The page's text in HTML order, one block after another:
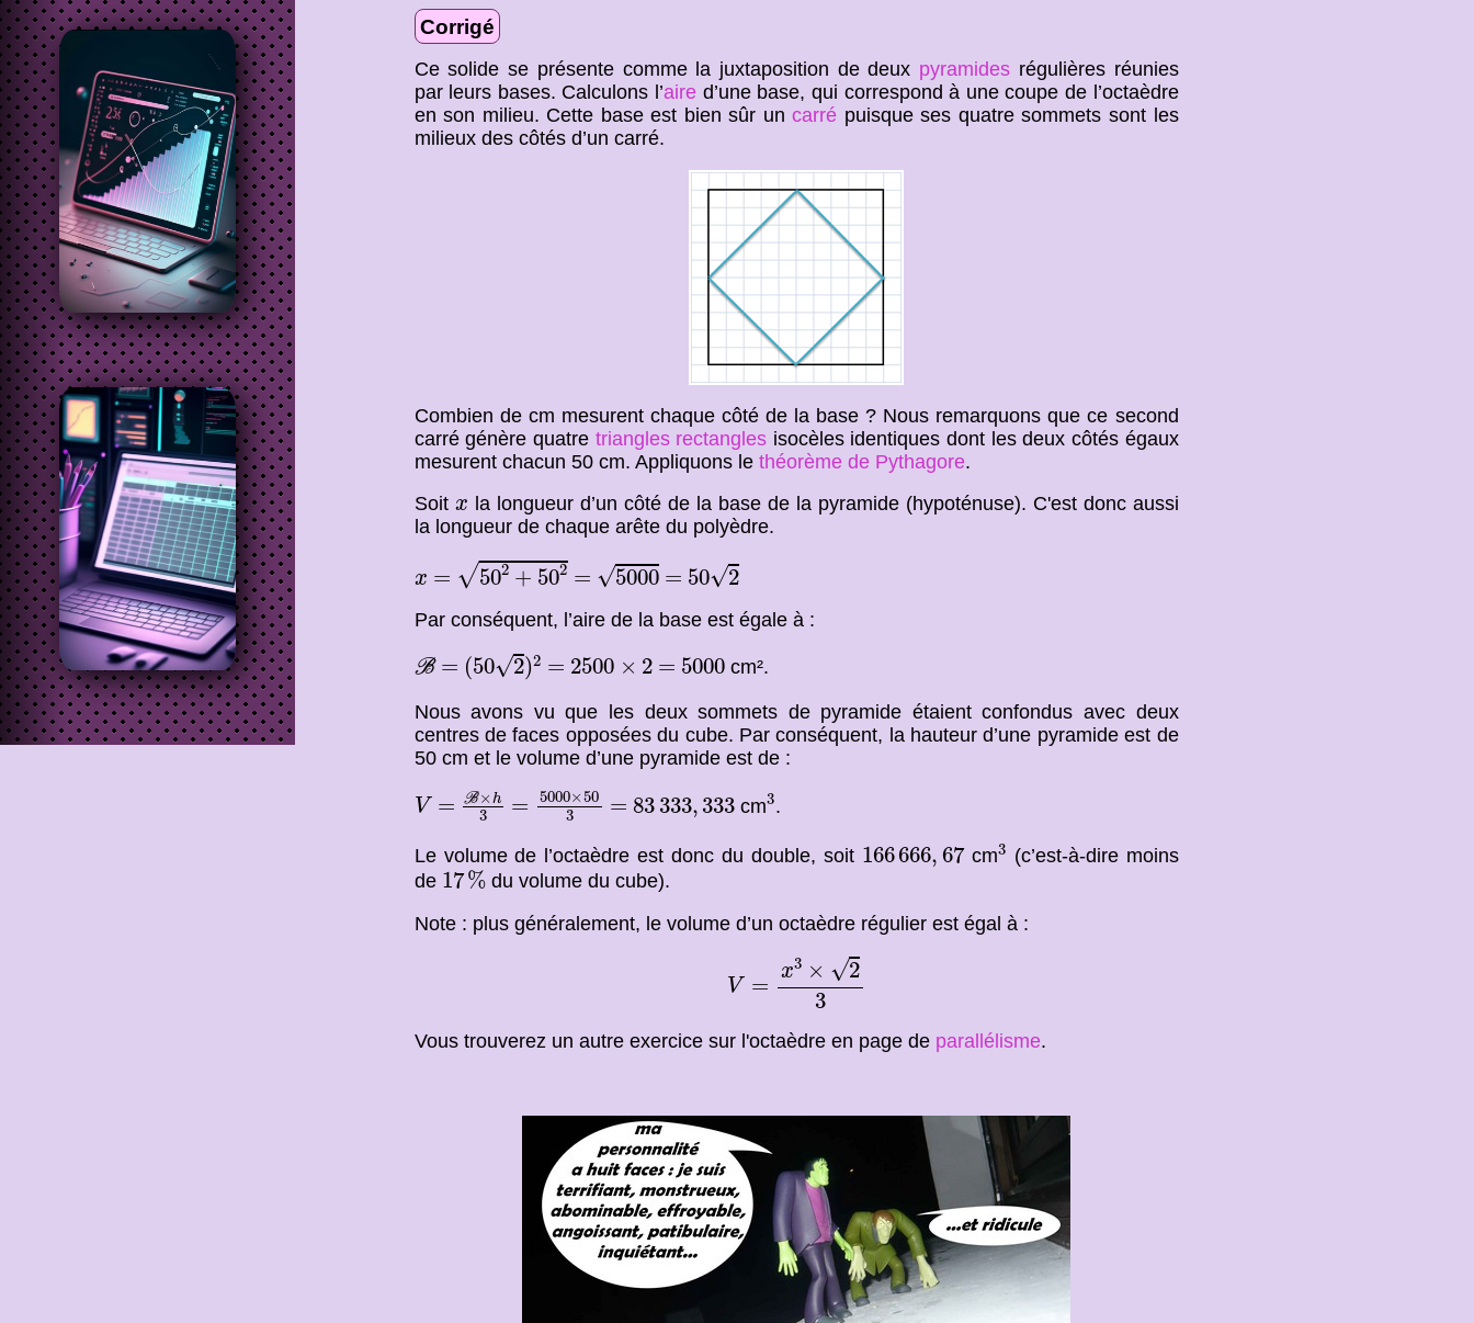
Corrigé
Ce solide se présente comme la juxtaposition de deux pyramides régulières réunies
par leurs bases. Calculons l’aire d’une base, qui correspond à une coupe de l’octaèdre
en son milieu. Cette base est bien sûr uncarré puisque ses quatre sommets sont les
milieux des côtés d’un carré.
Combien de cm mesurent chaque côté de la base ? Nous remarquons que ce second
carré génère quatre triangles rectangles isocèles identiques dont les deux côtés égaux
mesurent chacun 50 cm. Appliquons le théorème de Pythagore.
Soit x
x la longueur d’un côté de la base de la pyramide (hypoténuse). C'est donc aussi
la longueur de chaque arête du polyèdre.
x
x =
= √502 + 502
502+502
=
= √5000
5000
=
= 50√2
50 2
Par conséquent, l’aire de la base est égale à :
B
B =
= (50√2)2
(50 2)2
=
= 2500 × 2
2500× 2 =
= 5000
5000cm².
Nous avons vu que les deux sommets de pyramide étaient confondus avec deux
centres de faces opposées du cube. Par conséquent, la hauteur d’une pyramide est de
50 cm et le volume d’une pyramide est de :
V
V =
= B× h
3
B×h
=
= 5000×50
3
5000×
=
= 83 333, 333
83 333 ,333cm3
3
.
Le volume de l’octaèdre est donc du double, soit 166666, 67
166666 ,67cm3
3
(c’est-à-dire moins
de 17%
17%du volume du cube).
Note : plus généralement, le volume d’un octaèdre régulier est égal à :
V =
x3 × √2
3
3
Vous trouverez un autre exercice sur l'octaèdre en page de parallélisme.